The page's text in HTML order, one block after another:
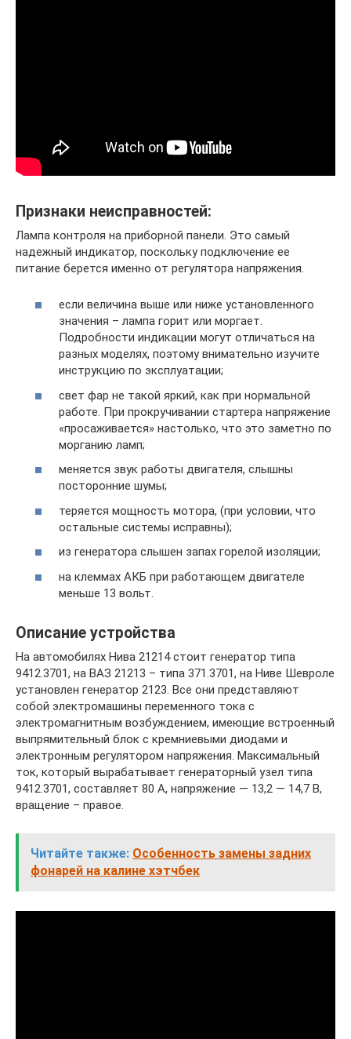
Признаки неисправностей:
Лампа контроля на приборной панели. Это самый
надежный индикатор, поскольку подключение ее
питание берется именно от регулятора напряжения.
если величина выше или ниже установленного
значения – лампа горит или моргает.
Подробности индикации могут отличаться на
разных моделях, поэтому внимательно изучите
инструкцию по эксплуатации;
свет фар не такой яркий, как при нормальной
работе. При прокручивании стартера напряжение
«просаживается» настолько, что это заметно по
морганию ламп;
меняется звук работы двигателя, слышны
посторонние шумы;
теряется мощность мотора, (при условии, что
остальные системы исправны);
из генератора слышен запах горелой изоляции;
на клеммах АКБ при работающем двигателе
меньше 13 вольт.
Описание устройства
На автомобилях Нива 21214 стоит генератор типа
9412.3701, на ВАЗ 21213 – типа 371.3701, на Ниве Шевроле
установлен генератор 2123. Все они представляют
собой электромашины переменного тока с
электромагнитным возбуждением, имеющие встроенный
выпрямительный блок с кремниевыми диодами и
электронным регулятором напряжения. Максимальный
ток, который вырабатывает генераторный узел типа
9412.3701, составляет 80 А, напряжение — 13,2 — 14,7 В,
вращение – правое.
Читайте также: Особенность замены задних
фонарей на калине хэтчбек